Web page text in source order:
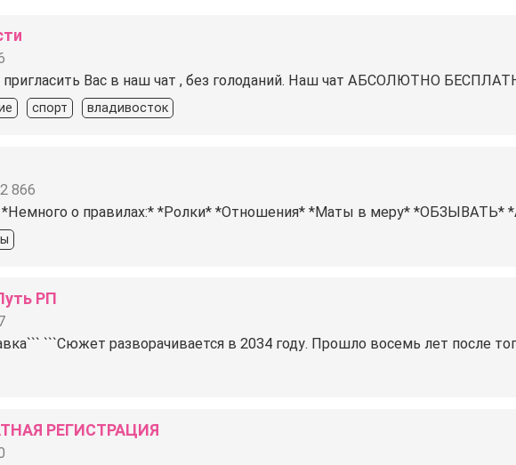
пригласить Вас в наш чат , без голоданий. Наш чат АБСОЛЮТНО
спорт владивосток
2 866
о правилах:* *Ролки* *Отношения️* *Маты в меру️* *ОБЗЫВАТЬ*
РП
```Сюжет разворачивается в 2034 году. Прошло восемь лет после
РЕГИСТРАЦИЯ